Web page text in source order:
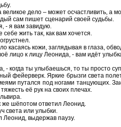
дело – может осчастливить, а
сам пишет сценарий своей судьбы.
- я вам завидую.
жить так, как вам хочется.
касаясь кожи, заглядывая в глаза,
лицо к лицу Леонида, - вам идёт
- когда ты улыбаешься, то ты просто
фейерверк. Яркие брызги света
путался под ногами танцующих.
её рук на своих плечах.
же шёпотом ответил Леонид.
света или улыбки.
Леонид, выдержав паузу.